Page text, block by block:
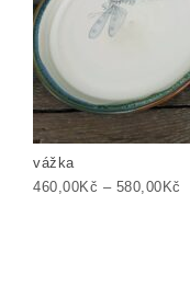
vážka
460,00Kč – 580,00 Kč